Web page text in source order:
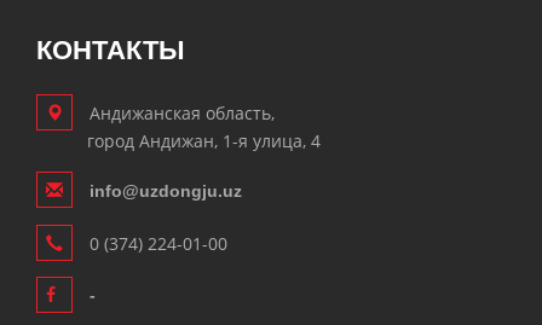
КОНТАКТЫ
Андижанская область,
город Андижан, 1-я улица, 4
info@uzdongju.uz
0 (374) 224-01-00
-